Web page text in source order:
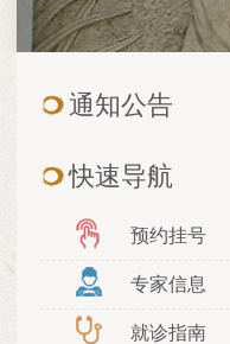
通知公告
快速导航
预约挂号
专家信息
就诊指南